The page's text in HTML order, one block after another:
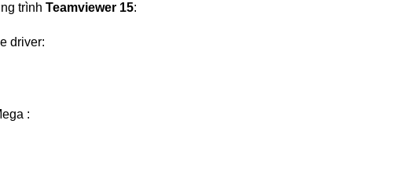
trìnhTeamviewer 15:
driver:
: